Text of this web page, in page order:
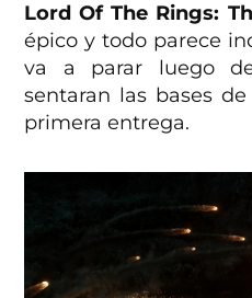
Lord Of The Rings:
épico y todo parece
va a parar luego
sentaran las bases
primera entrega.